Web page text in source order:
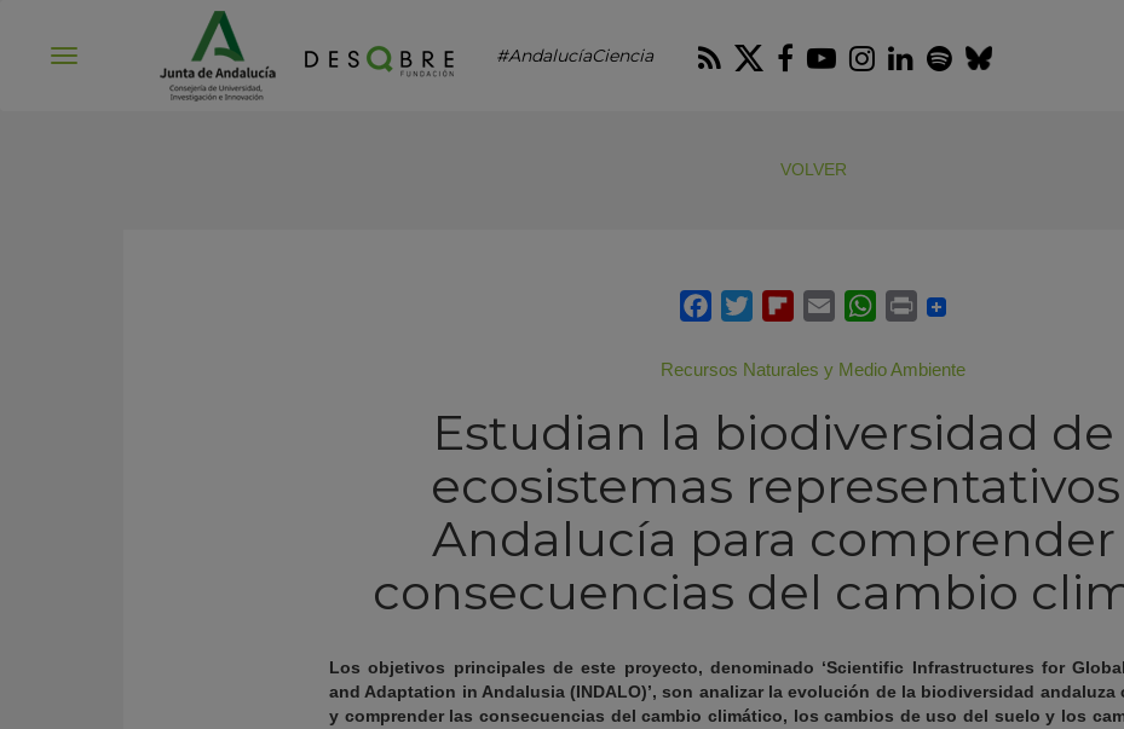
#AndalucíaCiencia RSS Twitter
Facebook
Youtube
Instagram
LinkedIn
Spotify
Bluesky
VOLVER
Recursos Naturales y Medio Ambiente
Estudian la biodiversidad de
ecosistemas
Andalucía para comprender
consecuencias del cambio
Los objetivos principales de este proyecto, denominado ‘Scientific Infrastructures for
and Adaptation in Andalusia (INDALO)’, son analizar la evolución de la biodiversidad
y comprender las consecuencias del cambio climático, los cambios de uso del suelo y los